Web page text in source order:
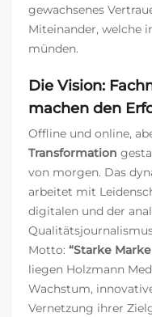
gewachsenes
Miteinander, welche
münden.
Die Vision:
machen den
Offline und online,
Transformation
von morgen. Das
arbeitet mit
digitalen und der
Motto: “Starke
liegen Holzmann
Wachstum,
Vernetzung ihrer